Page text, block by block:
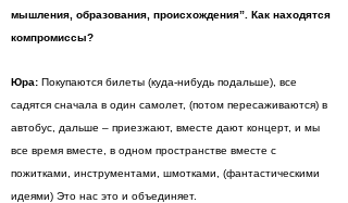
мышления, образования, происхождения”. Как находятся
компромиссы?
Юра: Покупаются билеты (куда-нибудь подальше), все
садятся сначала в один самолет, (потом пересаживаются) в
автобус, дальше – приезжают, вместе дают концерт, и мы
все время вместе, в одном пространстве вместе с
пожитками, инструментами, шмотками, (фантастическими
идеями) Это нас это и объединяет.